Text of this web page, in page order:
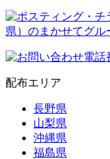
配布エリア
長野県
山梨県
沖縄県
福島県